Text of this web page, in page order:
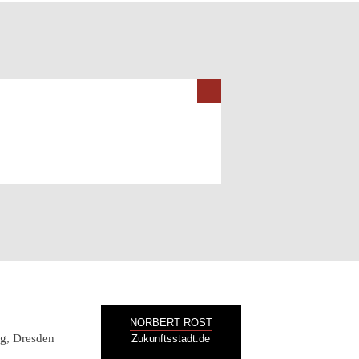
Dresden
NORBERT ROST
Zukunftsstadt.de